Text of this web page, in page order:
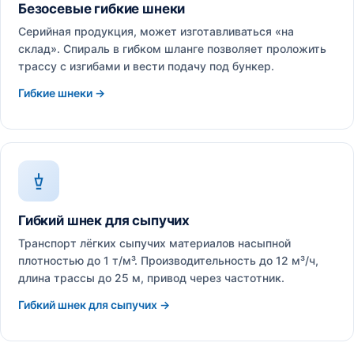
Безосевые гибкие шнеки
Серийная продукция, может изготавливаться «на
склад». Спираль в гибком шланге позволяет проложить
трассу с изгибами и вести подачу под бункер.
Гибкие шнеки →
Гибкий шнек для сыпучих
Транспорт лёгких сыпучих материалов насыпной
плотностью до 1 т/м³. Производительность до 12 м³/ч,
длина трассы до 25 м, привод через частотник.
Гибкий шнек для сыпучих →